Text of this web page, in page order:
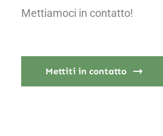
Mettiamoci in contatto!
Mettiti in contatto